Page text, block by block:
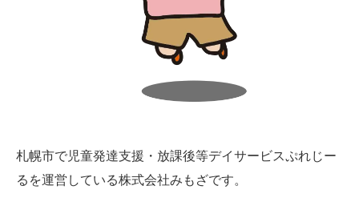
札幌市で児童発達支援・放課後等デイサービスぷれじー
るを運営している株式会社みもざです。